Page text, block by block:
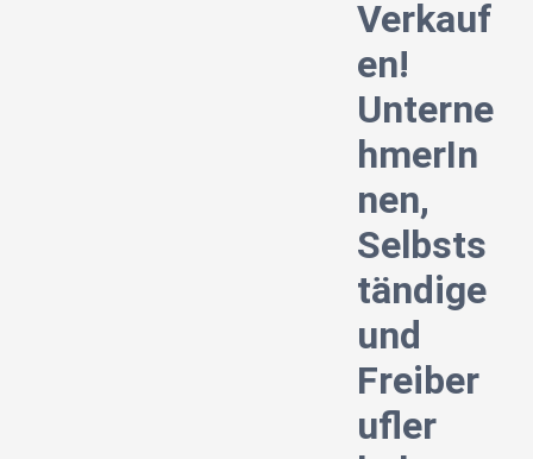
Verkauf
en!
Unterne
hmerIn
nen,
Selbsts
tändige
und
Freiber
ufler